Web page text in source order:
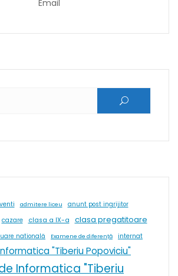
Email
admitere liceu anunt post ingrijitor
cazare clasa a IX-a clasa pregatitoare
natională Examene de diferență internat
"Tiberiu Popoviciu"
Informatica "Tiberiu